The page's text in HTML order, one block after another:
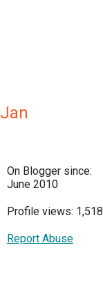
Jan
On Blogger since:
June 2010
Profile views: 1,518
Report Abuse